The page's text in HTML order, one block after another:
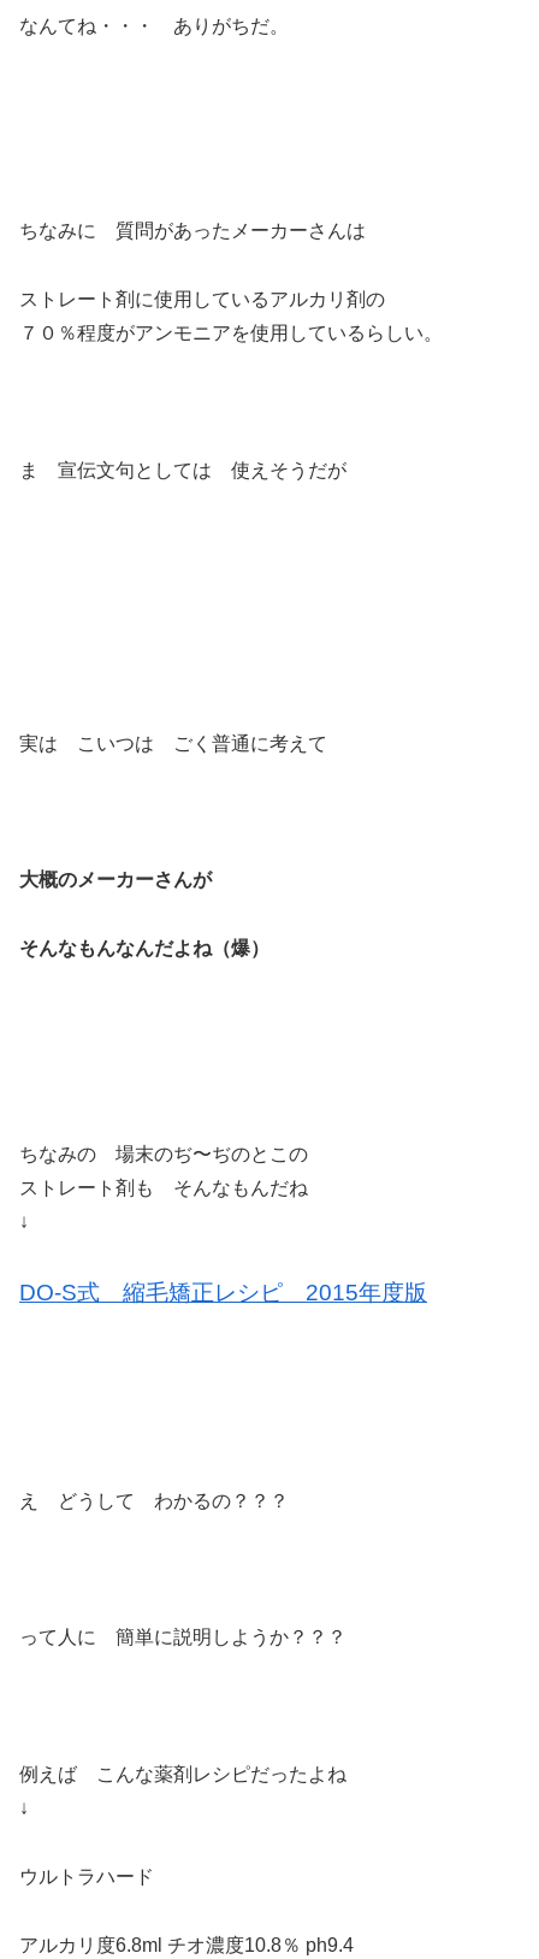
なんてね・・・ ありがちだ。
ちなみに 質問があったメーカーさんは
ストレート剤に使用しているアルカリ剤の
７０％程度がアンモニアを使用しているらしい。
ま 宣伝文句としては 使えそうだが
実は こいつは ごく普通に考えて
大概のメーカーさんが
そんなもんなんだよね（爆）
ちなみの 場末のぢ〜ぢのとこの
ストレート剤も そんなもんだね
↓
DO-S式 縮毛矯正レシピ 2015年度版
え どうして わかるの？？？
って人に 簡単に説明しようか？？？
例えば こんな薬剤レシピだったよね
↓
ウルトラハード
アルカリ度6.8ml チオ濃度10.8％ ph9.4